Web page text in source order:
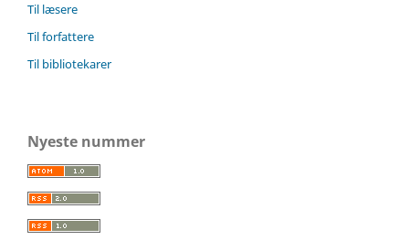
Til læsere
Til forfattere
Til bibliotekarer
Nyeste nummer